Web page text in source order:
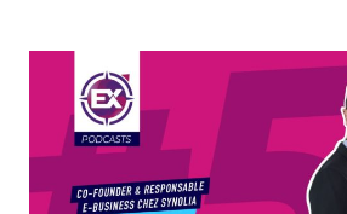
OPTIMISER
PROCESSUS
DE
CONVERSION
SUR